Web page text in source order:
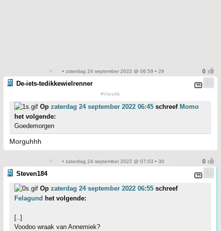
• zaterdag 24 september 2022 @ 06:59 • 29
De-iets-tedikkewielrenner
#Viesdik
Op zaterdag 24 september 2022 06:45 schreef Momo
het volgende:
Goedemorgen
Morguhhh
• zaterdag 24 september 2022 @ 07:03 • 30
Steven184
Op zaterdag 24 september 2022 06:55 schreef
Felagund het volgende:
[..]
Voodoo wraak van Annemiek?